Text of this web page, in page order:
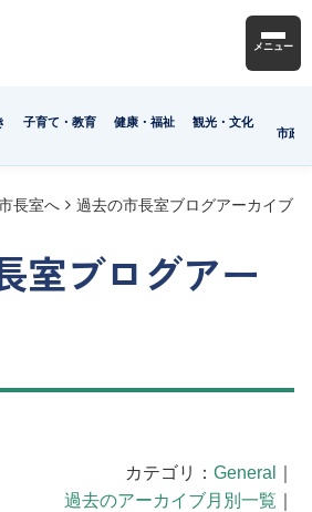
メニュー
子育て・教育 健康・福祉
観光・文化
市政
長室へ 過去の市長室ブログアーカイブ
室ブログアー
カテゴリ： General
過去のアーカイブ月別一覧